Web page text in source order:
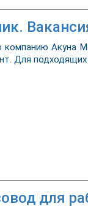
компанию Акуна
Для
для